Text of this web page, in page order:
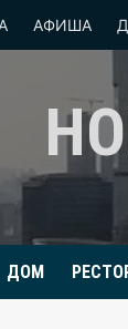
АФИША
ДОМ